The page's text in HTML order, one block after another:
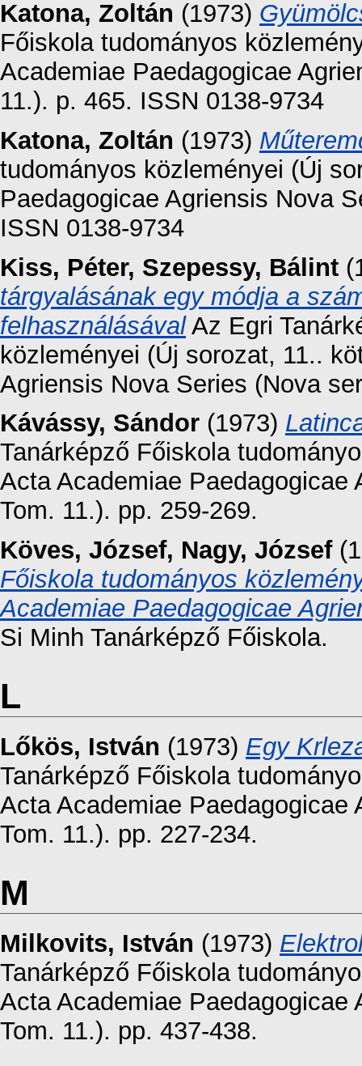
Katona, Zoltán (1973)
Főiskola tudományos
Academiae Paedagogicae
11.). p. 465. ISSN 0138-9734
Katona, Zoltán (1973)
tudományos közleményei (Új
Paedagogicae Agriensis Nova
ISSN 0138-9734
Kiss, Péter, Szepessy, Bálint
tárgyalásának egy módja a
felhasználásávalAz Egri
közleményei (Új sorozat, 11..
Agriensis Nova Series (Nova
Kávássy, Sándor (1973)
Tanárképző Főiskola
Acta Academiae
Tom. 11.). pp. 259-269.
Köves, József, Nagy, József
Főiskola tudományos
Academiae Paedagogicae
Si Minh Tanárképző Főiskola.
L
Lőkös, István (1973) Egy
Tanárképző Főiskola
Acta Academiae
Tom. 11.). pp. 227-234.
M
Milkovits, István (1973)
Tanárképző Főiskola
Acta Academiae
Tom. 11.). pp. 437-438.